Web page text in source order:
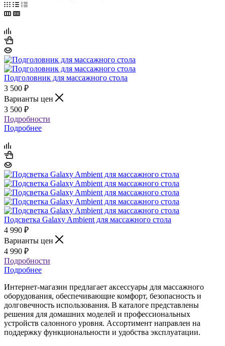
Подголовник для массажного стола
3 500 ₽
Варианты цен
3 500 ₽
Подробности
Подробнее
Подсветка Galaxy Ambient для массажного стола
4 990 ₽
Варианты цен
4 990 ₽
Подробности
Подробнее
Интернет-магазин предлагает аксессуары для массажного
оборудования, обеспечивающие комфорт, безопасность и
долговечность использования. В каталоге представлены
решения для домашних моделей и профессиональных
устройств салонного уровня. Ассортимент направлен на
поддержку функциональности и удобства эксплуатации.